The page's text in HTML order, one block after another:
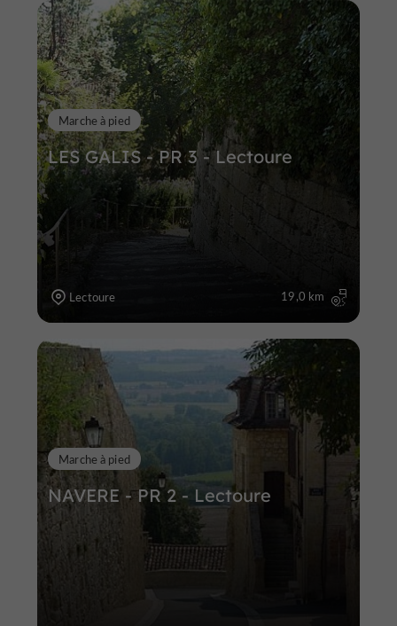
LES GALIS - PR 3 - Lectoure
Marche à pied
Lectoure 19,0 km
NAVERE - PR 2 - Lectoure
Marche à pied